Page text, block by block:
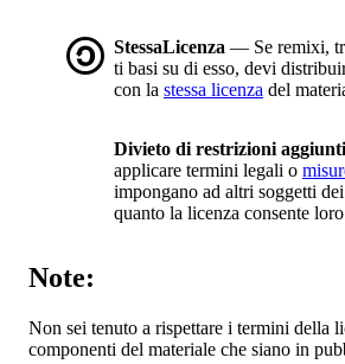
StessaLicenza — Se remixi,
ti basi su di esso, devi
con la stessa licenza del
Divieto di restrizioni
applicare termini legali o
impongano ad altri soggetti
quanto la licenza consente
Note:
Non sei tenuto a rispettare i termini della
componenti del materiale che siano in